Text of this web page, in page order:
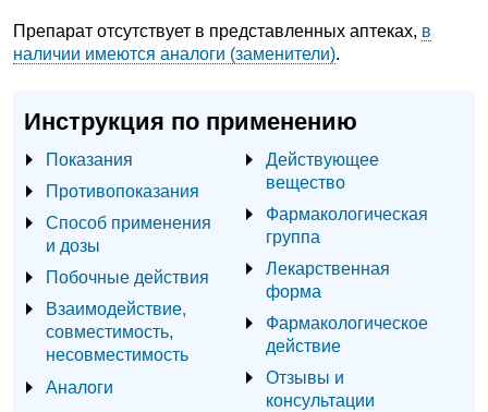
Препарат отсутствует в представленных аптеках, в
наличии имеются аналоги (заменители).
Инструкция по применению
Показания
Противопоказания
Способ применения
и дозы
Побочные действия
Взаимодействие,
совместимость,
несовместимость
Аналоги
Действующее
вещество
Фармакологическая
группа
Лекарственная
форма
Фармакологическое
действие
Отзывы и
консультации